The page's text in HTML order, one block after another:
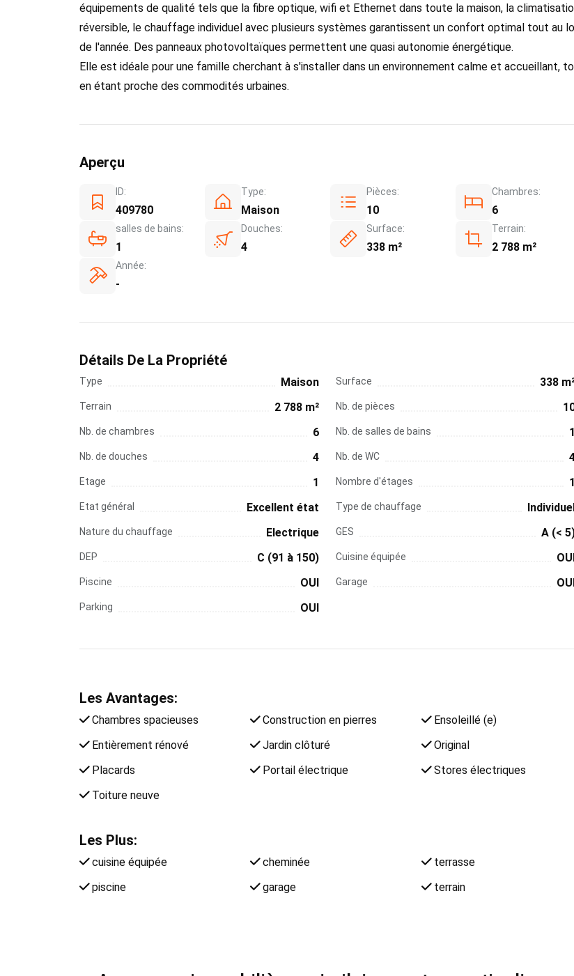
équipements de qualité tels que la fibre optique, wifi et Ethernet dans toute la maison, la
réversible, le chauffage individuel avec plusieurs systèmes garantissent un confort optimal tout au
de l'année. Des panneaux photovoltaïques permettent une quasi autonomie énergétique.
Elle est idéale pour une famille cherchant à s'installer dans un environnement calme et accueillant,
en étant proche des commodités urbaines.
Aperçu
ID:
409780
Type:
Maison
Pièces:
10
Chambres:
6
salles de bains:
1
Douches:
4
Surface:
338 m²
Terrain:
2 788 m²
Année:
-
Détails De La Propriété
Type Maison Surface 338
Terrain 2 788 m² Nb. de pièces
Nb. de chambres 6 Nb. de salles de bains 1
Nb. de douches 4 Nb. de WC
Etage 1 Nombre d'étages 1
Etat général Excellent état Type de chauffage
Nature du chauffage Electrique GES A (<
DEP C (91 à 150) Cuisine équipée
Piscine OUI Garage
Parking OUI
Les Avantages:
Chambres spacieuses Construction en pierres
Ensoleillé (e)
Entièrement rénové
Jardin clôturé
Original
Placards
Portail électrique
Stores électriques
Toiture neuve
Les Plus:
cuisine équipée cheminée
terrasse
piscine
garage terrain